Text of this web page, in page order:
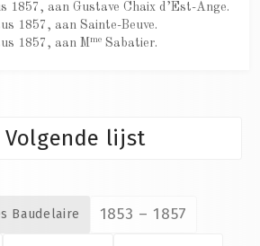
1857, aan Gustave Chaix d’Est-Ange.
1857, aan Sainte-Beuve.
1857, aan Mme Sabatier.
Volgende lijst
Baudelaire
1853 – 1857